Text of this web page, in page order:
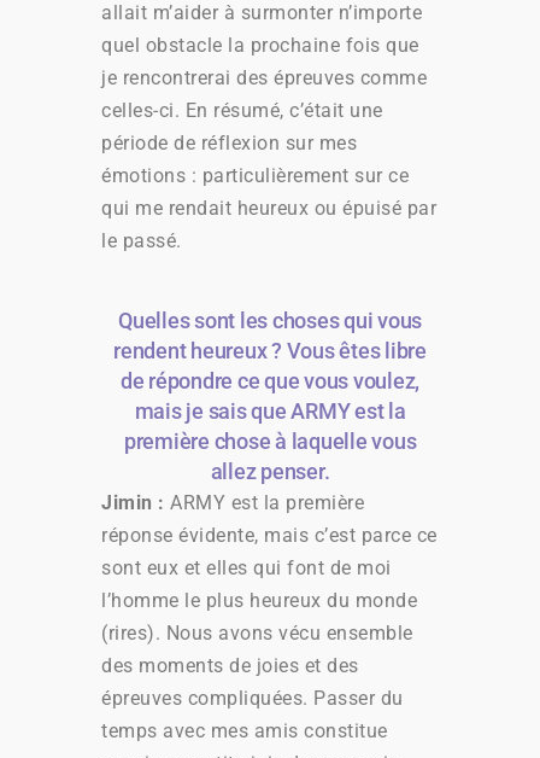
allait m’aider à surmonter n’importe
quel obstacle la prochaine fois que
je rencontrerai des épreuves comme
celles-ci. En résumé, c’était une
période de réflexion sur mes
émotions : particulièrement sur ce
qui me rendait heureux ou épuisé par
le passé.
Quelles sont les choses qui vous
rendent heureux ? Vous êtes libre
de répondre ce que vous voulez,
mais je sais que ARMY est la
première chose à laquelle vous
allez penser.
Jimin : ARMY est la première
réponse évidente, mais c’est parce ce
sont eux et elles qui font de moi
l’homme le plus heureux du monde
(rires). Nous avons vécu ensemble
des moments de joies et des
épreuves compliquées. Passer du
temps avec mes amis constitue